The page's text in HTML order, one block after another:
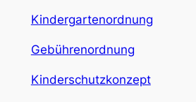
Kindergartenordnung
Gebührenordnung
Kinderschutzkonzept